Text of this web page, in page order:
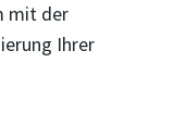
mit der
Ihrer